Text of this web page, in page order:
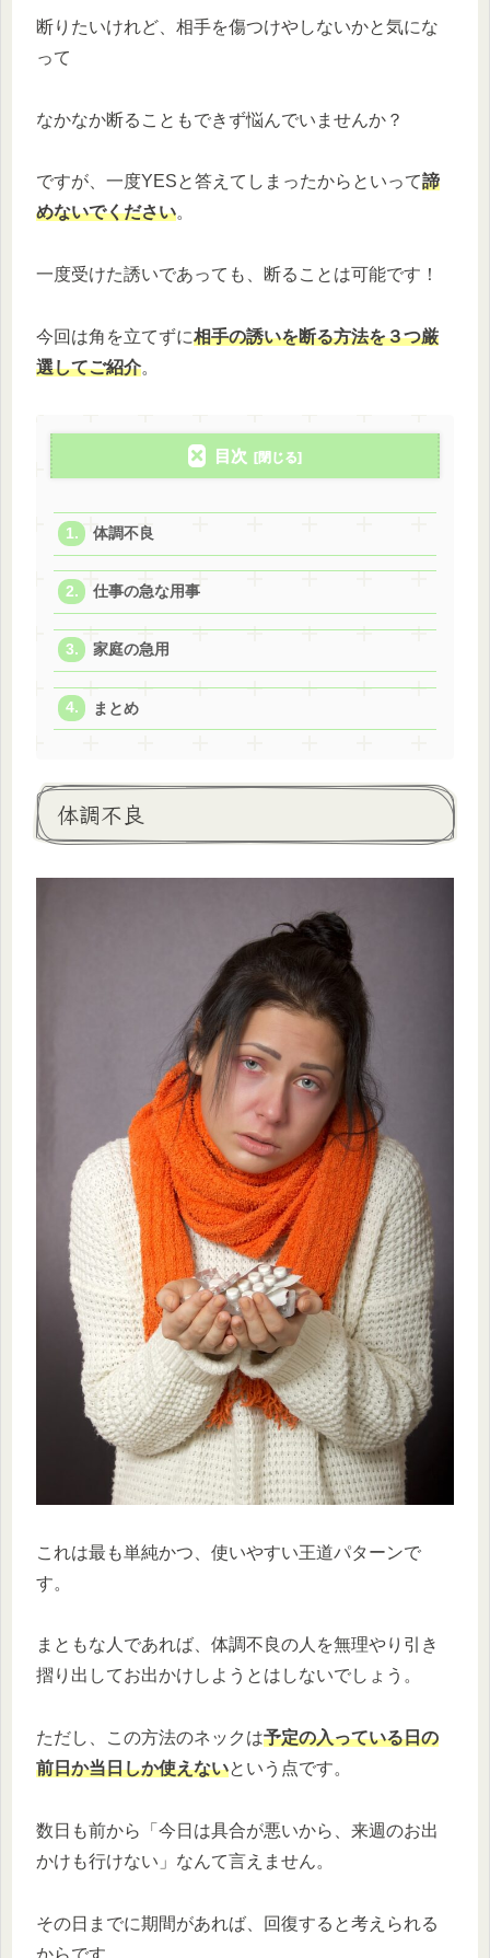
断りたいけれど、相手を傷つけやしないかと気にな
って
なかなか断ることもできず悩んでいませんか？
ですが、一度YESと答えてしまったからといって諦
めないでください。
一度受けた誘いであっても、断ることは可能です！
今回は角を立てずに相手の誘いを断る方法を３つ厳
選してご紹介。
目次
体調不良
仕事の急な用事
家庭の急用
まとめ
体調不良
これは最も単純かつ、使いやすい王道パターンで
す。
まともな人であれば、体調不良の人を無理やり引き
摺り出してお出かけしようとはしないでしょう。
ただし、この方法のネックは予定の入っている日の
前日か当日しか使えないという点です。
数日も前から「今日は具合が悪いから、来週のお出
かけも行けない」なんて言えません。
その日までに期間があれば、回復すると考えられる
からです。